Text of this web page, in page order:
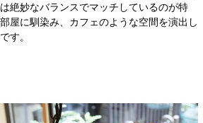
絶妙なバランスでマッチしているのが特
屋に馴染み、カフェのような空間を演出し
す。